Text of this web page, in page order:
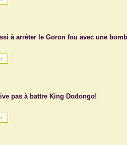
à arrêter le Goron fou avec une
pas à battre King Dodongo!